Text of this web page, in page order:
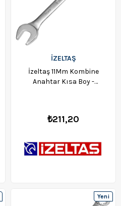
İZELTAŞ
İzeltaş 11Mm Kombine
Anahtar Kısa Boy -
₺211,20
Yeni